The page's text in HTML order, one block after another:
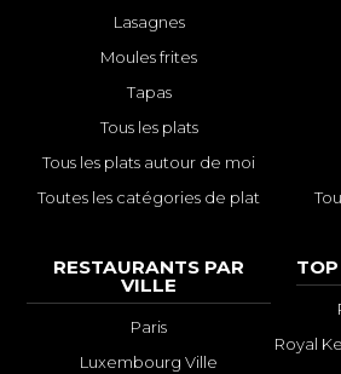
Lasagnes
Moules frites
Tapas
Tous les plats
Tous les plats autour de moi
Toutes les catégories de plat
RESTAURANTS PAR
VILLE
Paris
Luxembourg Ville
Royal